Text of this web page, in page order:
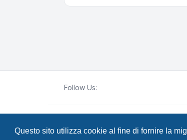
Questo sito utilizza cookie al fine di fornire la
Follow Us:
Traduzione ItalianaphpBB-Italia.it